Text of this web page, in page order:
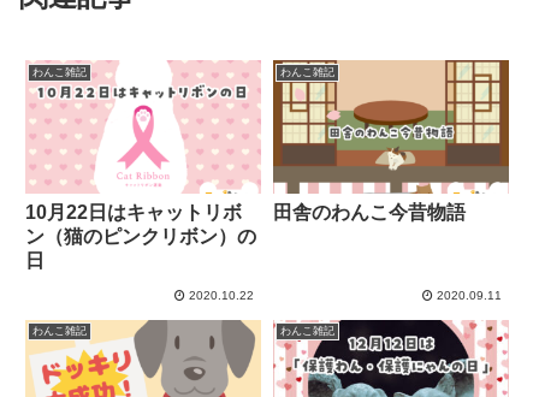
わんこ雑記
10月22日はキャットリボ
ン（猫のピンクリボン）の
日
2020.10.22
わんこ雑記
田舎のわんこ今昔物語
2020.09.11
わんこ雑記 わんこ雑記